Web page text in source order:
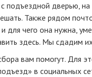
подъездной дверью, на
Также рядом
для чего она нужна,
здесь. Мы сдадим
вам помогут. Для
в социальных